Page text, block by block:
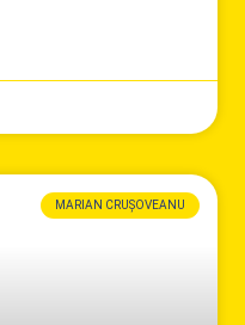
MARIAN CRUȘOVEANU